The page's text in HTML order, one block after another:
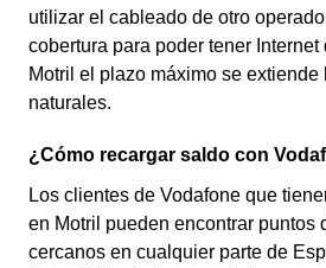
utilizar el cableado de otro
cobertura para poder tener
Motril el plazo máximo se extiende
naturales.
¿Cómo recargar saldo con
Los clientes de Vodafone que
en Motril pueden encontrar puntos
cercanos en cualquier parte de